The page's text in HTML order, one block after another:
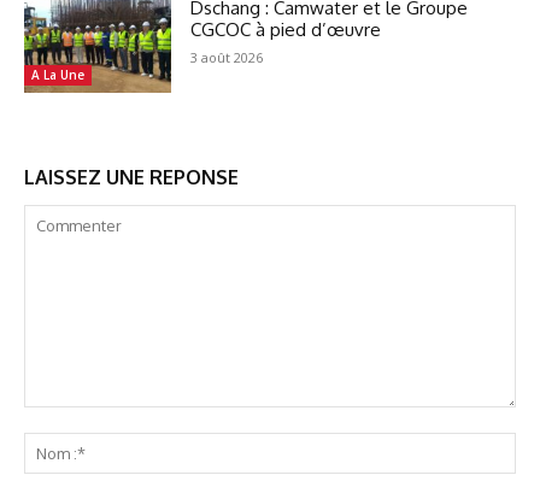
A La Une
Dschang : Camwater et le Groupe
CGCOC à pied d’œuvre
3 août 2026
LAISSEZ UNE REPONSE
:*